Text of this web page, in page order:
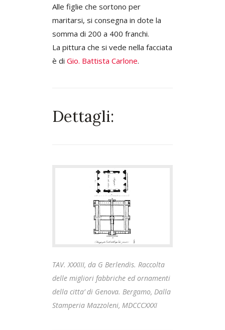
Alle figlie che sortono per
maritarsi, si consegna in dote la
somma di 200 a 400 franchi.
La pittura che si vede nella facciata
è di Gio. Battista Carlone.
Dettagli:
TAV. XXXIII, da G Berlendis. Raccolta
delle migliori fabbriche ed ornamenti
della citta’ di Genova. Bergamo, Dalla
Stamperia Mazzoleni, MDCCCXXXI